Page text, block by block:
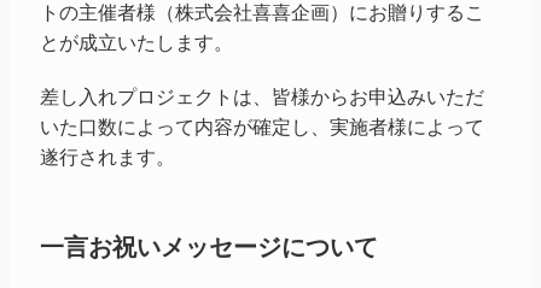
トの主催者様（株式会社喜喜企画）にお贈りするこ
とが成立いたします。
差し入れプロジェクトは、皆様からお申込みいただ
いた口数によって内容が確定し、実施者様によって
遂行されます。
一言お祝いメッセージについて